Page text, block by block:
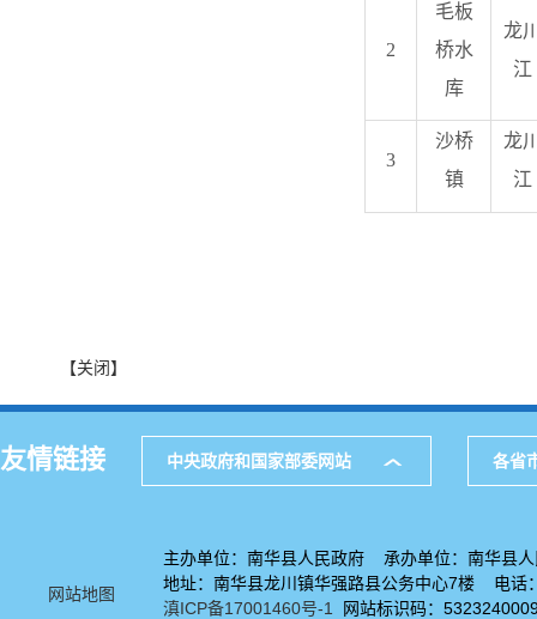
2
毛板
桥水
库
龙
江
3
沙桥
镇
龙
江
【关闭】
友情链接 中央政府和国家部委网站 各省
网站地图
主办单位：南华县人民政府 承办单位：南华县人
地址：南华县龙川镇华强路县公务中心7楼 电
滇ICP备17001460号-1
网站标识码：